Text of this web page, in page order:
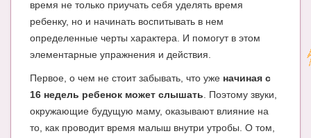
Энциклопедия беременных
СЕРВИСЫ И ПРИЛОЖЕНИЯ
Сервис. Оценка роста и веса ребенка
Приложения для Android
время не только приучать себя уделять время
ребенку, но и начинать воспитывать в нем
определенные черты характера. И помогут в этом
элементарные упражнения и действия.
Первое, о чем не стоит забывать, что уже начиная с
16 недель ребенок может слышать . Поэтому звуки,
окружающие будущую маму, оказывают влияние на
то, как проводит время малыш внутри утробы. О том,